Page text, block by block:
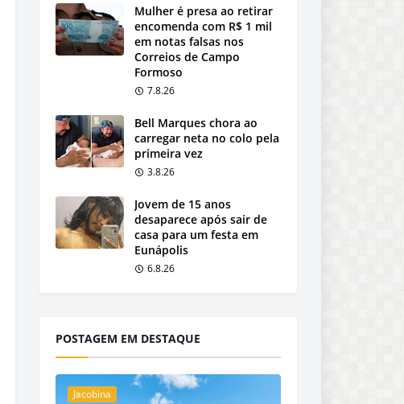
Mulher é presa ao retirar
encomenda com R$ 1 mil
em notas falsas nos
Correios de Campo
Formoso
7.8.26
Bell Marques chora ao
carregar neta no colo pela
primeira vez
3.8.26
Jovem de 15 anos
desaparece após sair de
casa para um festa em
Eunápolis
6.8.26
POSTAGEM EM DESTAQUE
Jacobina